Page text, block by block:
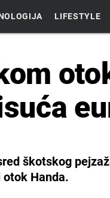
LIFESTYLE
škotskog
Handa.